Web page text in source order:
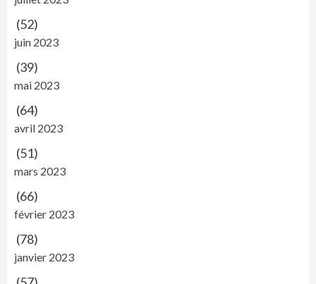
(52)
juin 2023
(39)
mai 2023
(64)
avril 2023
(51)
mars 2023
(66)
février 2023
(78)
janvier 2023